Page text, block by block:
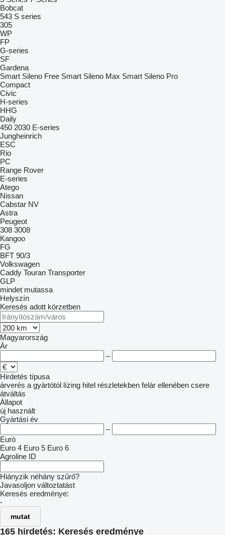
Bobcat
543 S series
305
WP
FP
G-series
SF
Gardena
Smart Sileno Free Smart Sileno Max Smart Sileno Pro
Compact
Civic
H-series
HHG
Daily
450 2030 E-series
Jungheinrich
ESC
Rio
PC
Range Rover
E-series
Atego
Nissan
Cabstar NV
Astra
Peugeot
308 3008
Kangoo
FG
BFT 90/3
Volkswagen
Caddy Touran Transporter
GLP
mindet mutassa
Helyszín
Keresés adott körzetben
Magyarország
Ár
–
Hirdetés típusa
árverés a gyártótól lízing hitel részletekben felár ellenében csere
átváltás
Állapot
új használt
Gyártási év
–
Euró
Euro 4 Euro 5 Euro 6
Agroline ID
Hiányzik néhány szűrő?
Javasoljon változtatást
Keresés eredménye:
-
mutat
165 hirdetés: Keresés eredménye